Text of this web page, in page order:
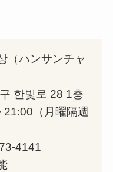
ハンサンチャ
한빛로 28 1층
（月曜隔週
4141